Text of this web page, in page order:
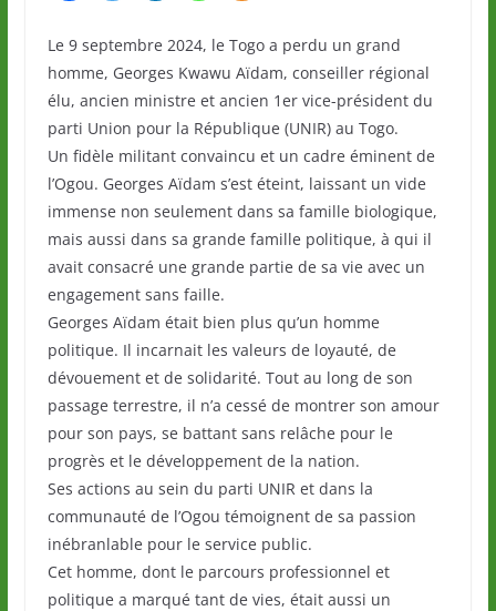
Le 9 septembre 2024, le Togo a perdu un grand
homme, Georges Kwawu Aïdam, conseiller régional
élu, ancien ministre et ancien 1er vice-président du
parti Union pour la République (UNIR) au Togo.
Un fidèle militant convaincu et un cadre éminent de
l’Ogou. Georges Aïdam s’est éteint, laissant un vide
immense non seulement dans sa famille biologique,
mais aussi dans sa grande famille politique, à qui il
avait consacré une grande partie de sa vie avec un
engagement sans faille.
Georges Aïdam était bien plus qu’un homme
politique. Il incarnait les valeurs de loyauté, de
dévouement et de solidarité. Tout au long de son
passage terrestre, il n’a cessé de montrer son amour
pour son pays, se battant sans relâche pour le
progrès et le développement de la nation.
Ses actions au sein du parti UNIR et dans la
communauté de l’Ogou témoignent de sa passion
inébranlable pour le service public.
Cet homme, dont le parcours professionnel et
politique a marqué tant de vies, était aussi un